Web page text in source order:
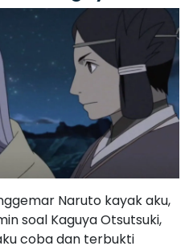
Naruto kayak aku,
soal Kaguya Otsutsuki,
coba dan terbukti
yang fokus ke cerita
tapi coba deh catat hal-
usul chakra, alasan dia
peran cucunya. Ini bikin
lebih dalam.